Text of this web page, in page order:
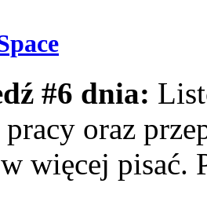
#6 dnia:
oraz
więcej pisać.